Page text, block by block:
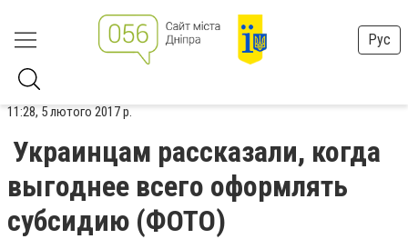
Рус
11:28, 5 лютого 2017 р.
Украинцам рассказали, когда
выгоднее всего оформлять
субсидию (ФОТО)